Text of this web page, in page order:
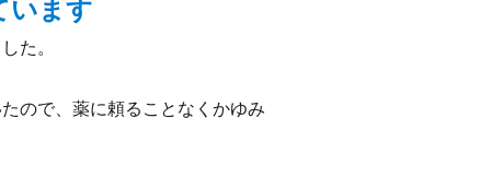
います
た。
ので、薬に頼ることなくかゆみ